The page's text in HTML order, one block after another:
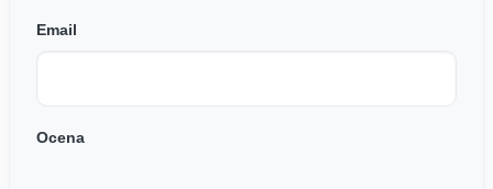
Email
Ocena